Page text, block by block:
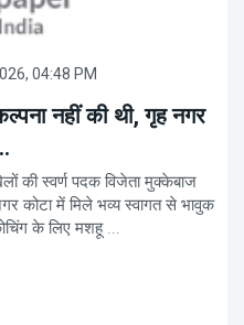
04:48 PM
नहीं की थी, गृह नगर
की स्वर्ण पदक विजेता मुक्केबाज
कोटा में मिले भव्य स्वागत से भावुक
के लिए मशहू ...